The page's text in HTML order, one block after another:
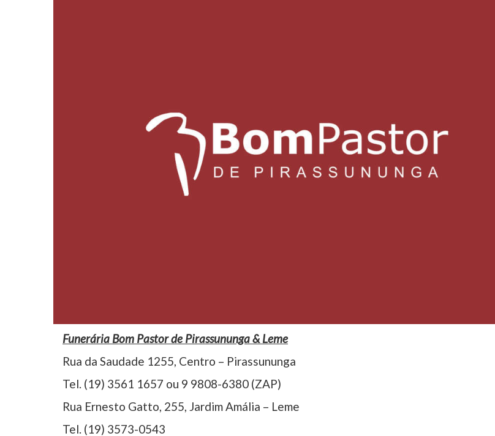
Funerária Bom Pastor de Pirassununga & Leme
Rua da Saudade 1255, Centro – Pirassununga
Tel. (19) 3561 1657 ou 9 9808-6380 (ZAP)
Rua Ernesto Gatto, 255, Jardim Amália – Leme
Tel. (19) 3573-0543